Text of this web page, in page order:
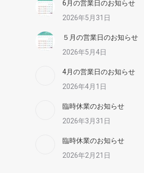
6月の営業日のお知らせ
2026年5月31日
５月の営業日のお知らせ
2026年5月4日
4月の営業日のお知らせ
2026年4月1日
臨時休業のお知らせ
2026年3月31日
臨時休業のお知らせ
2026年2月21日